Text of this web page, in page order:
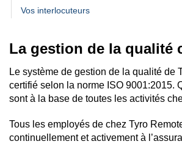
La gestion de la qualité
Le système de gestion de la qualité de
certifié selon la norme ISO 9001:2015.
sont à la base de toutes les activités
Tous les employés de chez Tyro
continuellement et activement à
Vos interlocuteurs